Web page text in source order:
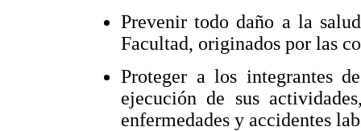
Prevenir todo daño a la
Facultad, originados por las
Proteger a los integrantes
ejecución de sus
enfermedades y accidentes